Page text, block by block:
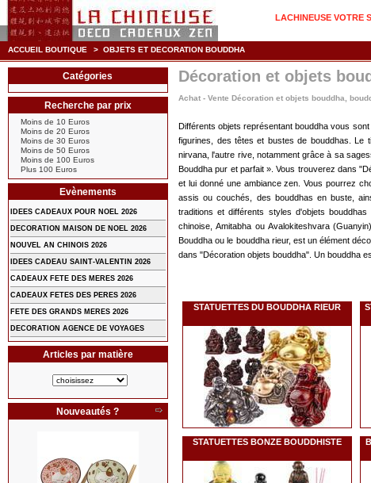
LACHINEUSE VOTRE
ACCUEIL BOUTIQUE > OBJETS ET DECORATION BOUDDHA
Décoration et objets
Achat - Vente Décoration et objets bouddha,
Différents objets représentantbouddha vous
figurines, des têtes et bustes de bouddhas. Le
nirvana, l'autre rive, notamment grâce à sa
Bouddha pur et parfait ». Vous trouverez dans
et lui donné une ambiance zen. Vous pourrez
assis ou couchés, des bouddhas en buste,
traditions et différents styles d'objets
chinoise, Amitabha ou Avalokiteshvara
Bouddha ou le bouddha rieur, est un élément
dans "Décoration objets bouddha". Un bouddha
STATUETTES DU BOUDDHA RIEUR
STATUETTES BONZE BOUDDHISTE
Catégories
Recherche par prix
Moins de 10 Euros
Moins de 20 Euros
Moins de 30 Euros
Moins de 50 Euros
Moins de 100 Euros
Plus 100 Euros
Evènements
IDEES CADEAUX POUR NOEL 2026
DECORATION MAISON DE NOEL 2026
NOUVEL AN CHINOIS 2026
IDEES CADEAU SAINT-VALENTIN 2026
CADEAUX FETE DES MERES 2026
CADEAUX FETES DES PERES 2026
FETE DES GRANDS MERES 2026
DECORATION AGENCE DE VOYAGES
Articles par matière
Nouveautés ?